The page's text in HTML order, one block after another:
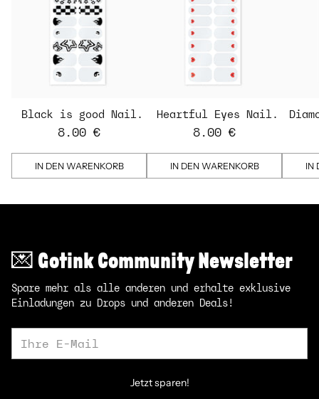
Black is good Nail
Strips
8.00 €
IN DEN WARENKORB
Heartful Eyes Nail
Strips - transparent
8.00 €
IN DEN WARENKORB IN
💌 Gotink Community Newsletter
Spare mehr als alle anderen und erhalte exklusive
Einladungen zu Drops und anderen Deals!
E-
Jetzt sparen!